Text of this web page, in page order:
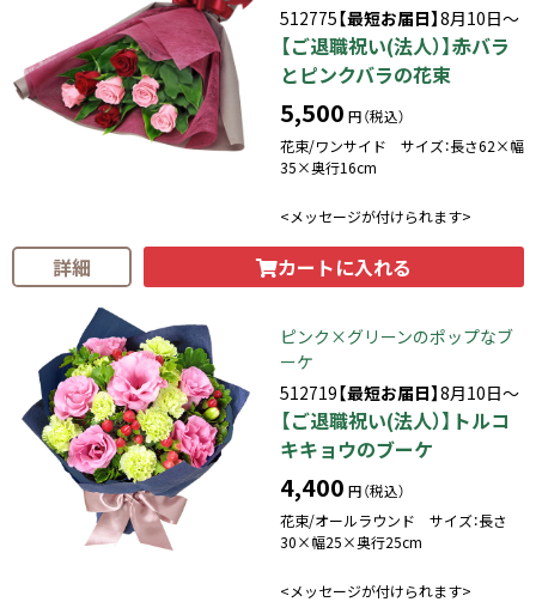
512775【最短お届日】8月10日～
【ご退職祝い(法人）】赤バラ
とピンクバラの花束
5,500 円（税込）
花束/ワンサイド サイズ：長さ62×幅
35×奥行16cm
<メッセージが付けられます>
詳細 カートに入れる
ピンク×グリーンのポップなブ
ーケ
512719【最短お届日】8月10日～
【ご退職祝い(法人）】トルコ
キキョウのブーケ
4,400 円（税込）
花束/オールラウンド サイズ：長さ
30×幅25×奥行25cm
<メッセージが付けられます>